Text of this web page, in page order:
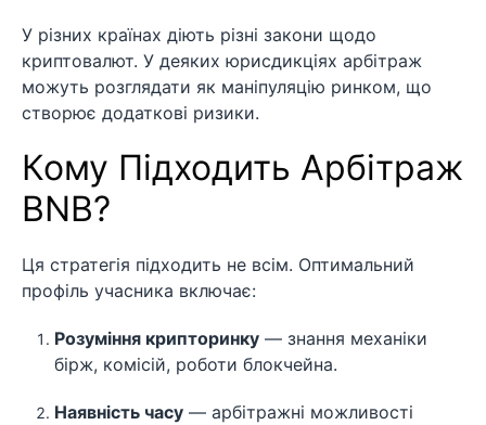
У різних країнах діють різні закони щодо
криптовалют. У деяких юрисдикціях арбітраж
можуть розглядати як маніпуляцію ринком, що
створює додаткові ризики.
Кому Підходить Арбітраж
BNB?
Ця стратегія підходить не всім. Оптимальний
профіль учасника включає:
Розуміння крипторинку — знання механіки
бірж, комісій, роботи блокчейна.
Наявність часу — арбітражні можливості